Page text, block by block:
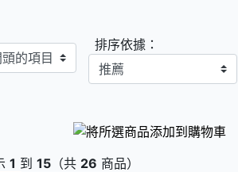
的項目 排序依據：
1 到 15 （共 26 商品）